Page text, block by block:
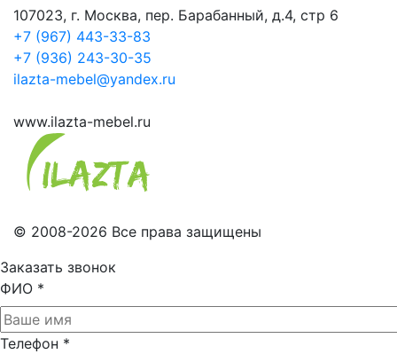
107023, г. Москва, пер. Барабанный, д.4, стр 6
+7 (967) 443-33-83
+7 (936) 243-30-35
ilazta-mebel@yandex.ru
www.ilazta-mebel.ru
© 2008-2026 Все права защищены
Заказать звонок
ФИО *
Телефон *